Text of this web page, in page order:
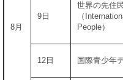
8月
9日
世界の先住
（
People）
12日 国際青少年